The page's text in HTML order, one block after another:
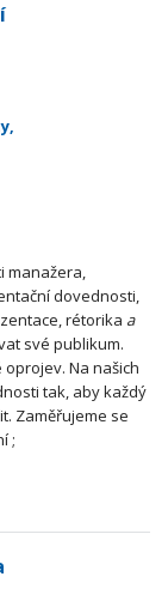
manažera,
dovednosti,
rétorika a
své publikum.
Na našich
tak, aby každý
Zaměřujeme se
;